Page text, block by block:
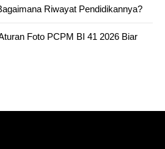
Riwayat Pendidikannya?
Foto PCPM BI 41 2026 Biar